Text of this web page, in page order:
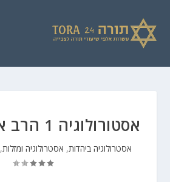
אסטורולוגיה 1 הרב אבנר קוואס
אסטרולוגיה ביהדות, אסטרולוגיה ומזלות,